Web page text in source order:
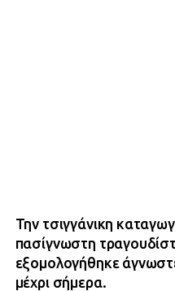
Την τσιγγάνικη
πασίγνωστη
εξομολογήθηκε
μέχρι σήμερα.